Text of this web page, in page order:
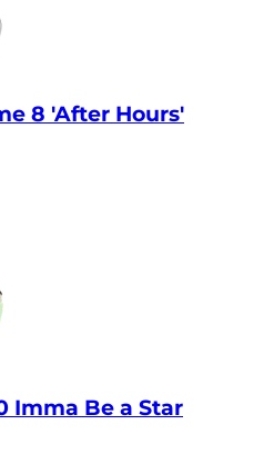
8 'After Hours'
Imma Be a Star